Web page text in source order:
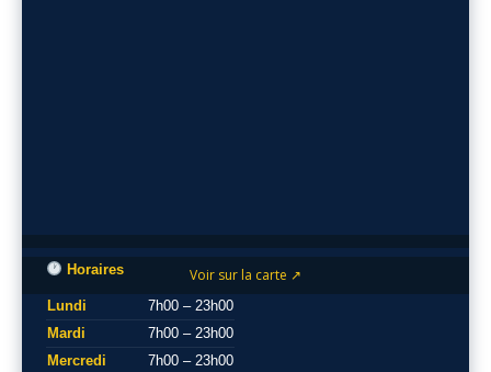
Voir sur la carte ↗
Horaires
Lundi
7h00 – 23h00
Mardi
7h00 – 23h00
Mercredi
7h00 – 23h00